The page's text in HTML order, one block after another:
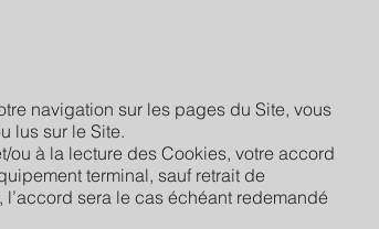
navigation sur les pages du Site, vous
lus sur le Site.
à la lecture des Cookies, votre accord
terminal, sauf retrait de
sera le cas échéant redemandé